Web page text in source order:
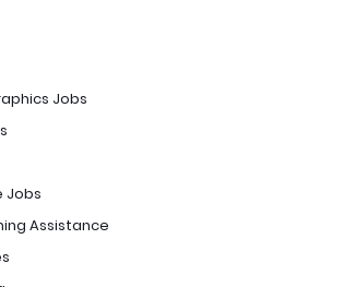
Jobs
Jobs
Assistance